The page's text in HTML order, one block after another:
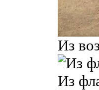
Из
Из